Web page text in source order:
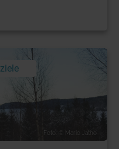
Foto: © Mario Jatho